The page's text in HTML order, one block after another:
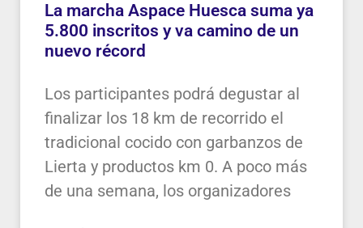
La marcha Aspace Huesca suma ya
5.800 inscritos y va camino de un
nuevo récord
Los participantes podrá degustar al
finalizar los 18 km de recorrido el
tradicional cocido con garbanzos de
Lierta y productos km 0. A poco más
de una semana, los organizadores